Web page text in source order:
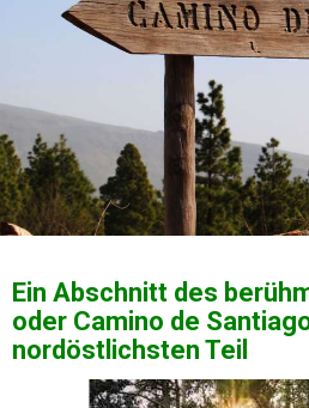
Ein Abschnitt des
oder Camino de
nordöstlichsten Teil